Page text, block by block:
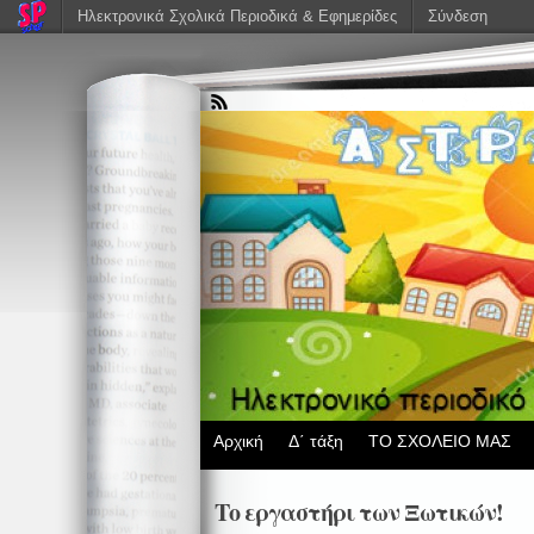
Αρχική Δ΄ τάξη ΤΟ ΣΧΟΛΕΙΟ ΜΑΣ
Το εργαστήρι των Ξωτικών!
Ηλεκτρονικά Σχολικά Περιοδικά & Εφημερίδες Σύνδεση